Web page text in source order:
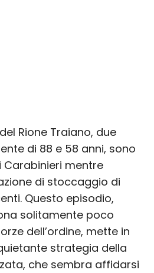
Rione Traiano, due
di 88 e 58 anni, sono
mentre
di stoccaggio di
Questo episodio,
solitamente poco
dell’ordine, mette in
strategia della
che sembra affidarsi